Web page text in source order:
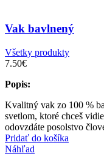
Vak bavlnený
Všetky produkty
7.50€
Popis:
Kvalitný vak zo 100 %
svetlom, ktoré chceš
odovzdáte posolstvo
Pridať do košíka
Náhľad